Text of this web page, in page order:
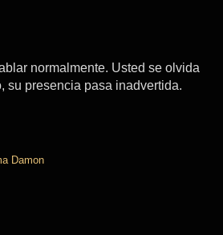
normalmente. Usted se olvida
su presencia pasa inadvertida.
Damon